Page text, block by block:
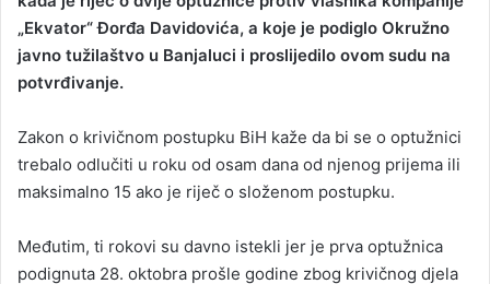
„Ekvator“ Đorđa Davidovića, a koje je podiglo Okružno
javno tužilaštvo u Banjaluci i proslijedilo ovom sudu na
potvrđivanje.
Zakon o krivičnom postupku BiH kaže da bi se o optužnici
trebalo odlučiti u roku od osam dana od njenog prijema ili
maksimalno 15 ako je riječ o složenom postupku.
Međutim, ti rokovi su davno istekli jer je prva optužnica
podignuta 28. oktobra prošle godine zbog krivičnog djela